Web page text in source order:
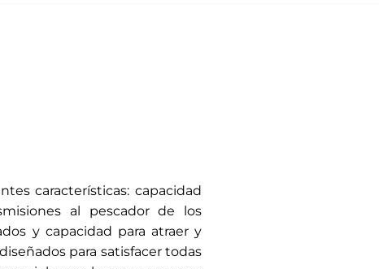
características: capacidad
al pescador de los
y capacidad para atraer y
para satisfacer todas